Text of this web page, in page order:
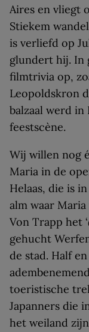
Aires en vliegt
Stiekem
is verliefd op
glundert hij. In
filmtrivia op,
Leopoldskron
balzaal werd
feestscène.
Wij willen nog
Maria in de
Helaas, die is
alm waar
Von Trapp het ‘
gehucht
de stad. Half
toeristische
Japanners die
het weiland